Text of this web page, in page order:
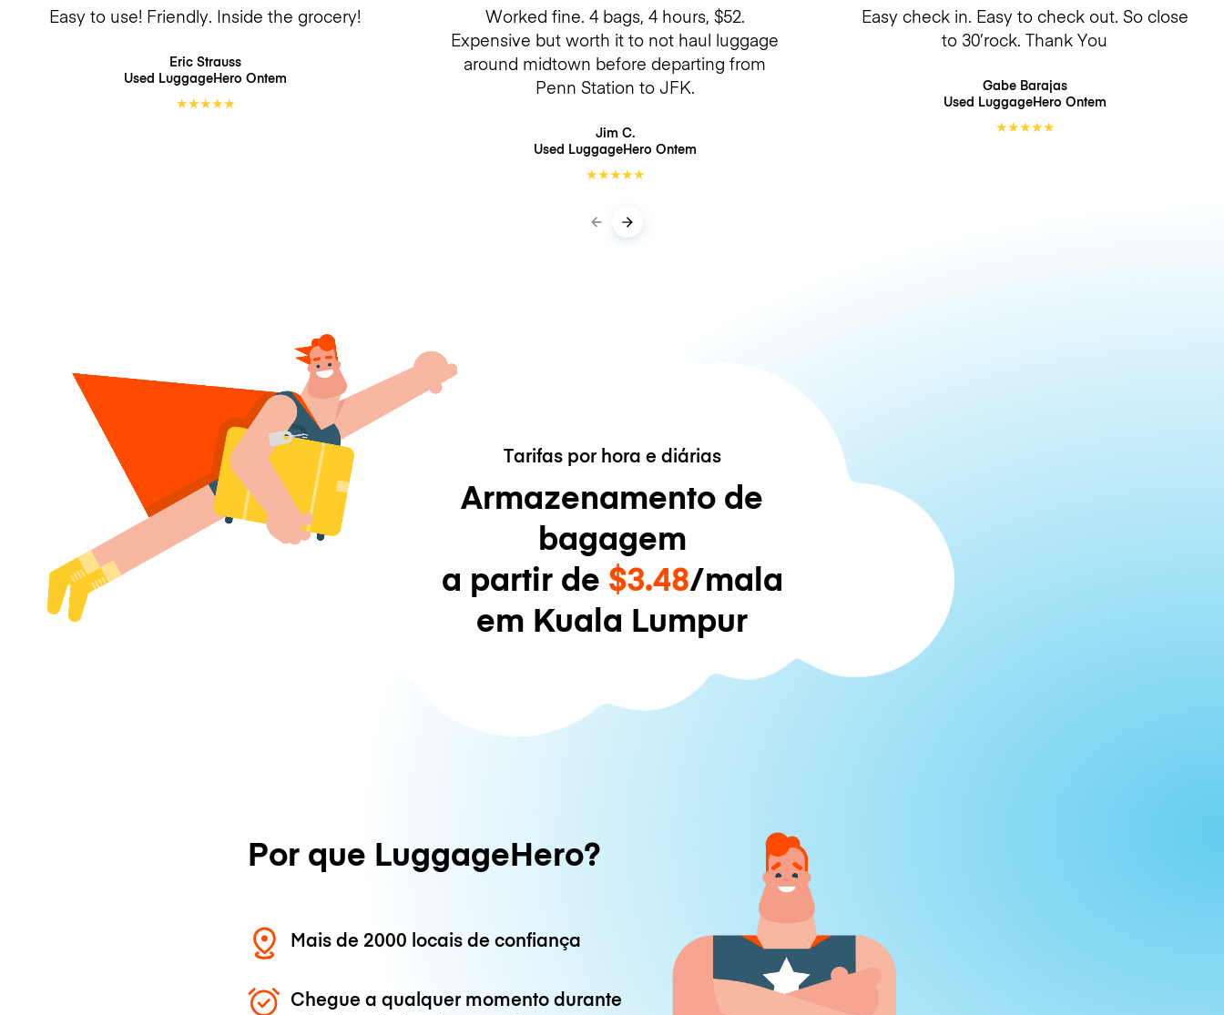
Easy to use! Friendly. Inside the grocery!
Eric Strauss
Used LuggageHero Ontem
★★★★★
Worked fine. 4 bags, 4 hours, $52.
Expensive but worth it to not haul luggage
around midtown before departing from
Penn Station to JFK.
Jim C.
Used LuggageHero Ontem
★★★★★
Easy check in. Easy to check out. So close
to 30’rock. Thank You
Gabe Barajas
Used LuggageHero Ontem
★★★★★
Tarifas por hora e diárias
Armazenamento de
bagagem
a partir de $3.48/mala
em Kuala Lumpur
Por que LuggageHero?
Mais de 2000 locais de confiança
Chegue a qualquer momento durante